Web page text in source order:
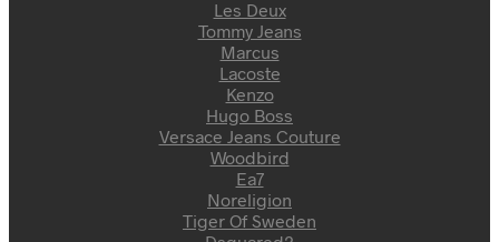
Les Deux
Tommy Jeans
Marcus
Lacoste
Kenzo
Hugo Boss
Versace Jeans Couture
Woodbird
Ea7
Noreligion
Tiger Of Sweden